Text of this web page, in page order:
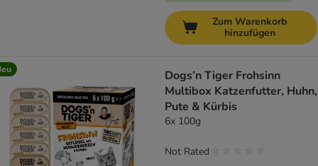
Zum Warenkorb
hinzufügen
Dogs’n Tiger Frohsinn
Multibox Katzenfutter, Huhn,
Pute & Kürbis
6x 100g
Not Rated